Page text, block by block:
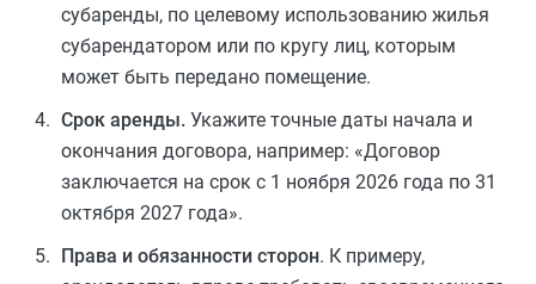
субаренды, по целевому использованию жилья
субарендатором или по кругу лиц, которым
может быть передано помещение.
Срок аренды. Укажите точные даты начала и
окончания договора, например: «Договор
заключается на срок с 1 ноября 2026 года по 31
октября 2027 года».
Права и обязанности сторон. К примеру,